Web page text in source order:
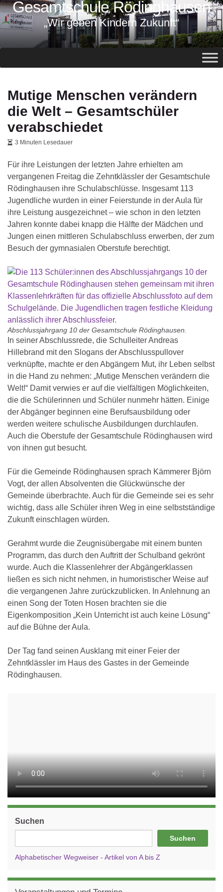
springen
Gesamtschule Rödinghausen
„Wir geben Kindern Zukunft“
Mutige Menschen verändern
die Welt – Gesamtschüler
verabschiedet
3 Minuten Lesedauer
Für ihre Leistungen der letzten Jahre erhielten am
vergangenen Freitag die Zehntklässler der Gesamtschule
Rödinghausen ihre Schulabschlüsse. Insgesamt 113
Jugendliche wurden in einer Feierstunde in der Aula für
ihre Leistung ausgezeichnet – wie schon in den letzten
Jahren konnte dabei knapp die Hälfte der Mädchen und
Jungen einen mittleren Schulabschluss erwerben, der zum
Besuch der gymnasialen Oberstufe berechtigt.
Abschlussjahrgang 10 der Gesamtschule Rödinghausen.
In seiner Abschlussrede, die Schulleiter Andreas
Hillebrand mit den Slogans der Abschlusspullover
verknüpfte, machte er den Abgängern Mut, ihr Leben selbst
in die Hand zu nehmen: „Mutige Menschen verändern die
Welt!“ Damit verwies er auf die vielfältigen Möglichkeiten,
die die Schülerinnen und Schüler nunmehr hätten. Einige
der Abgänger beginnen eine Berufsausbildung oder
werden weitere schulische Ausbildungen durchlaufen.
Auch die Oberstufe der Gesamtschule Rödinghausen wird
von ihnen gut besucht.
Für die Gemeinde Rödinghausen sprach Kämmerer Björn
Vogt, der allen Absolventen die Glückwünsche der
Gemeinde überbrachte. Auch für die Gemeinde sei es sehr
wichtig, dass alle Schüler ihren Weg in eine selbstständige
Zukunft einschlagen würden.
Gerahmt wurde die Zeugnisübergabe mit einem bunten
Programm, das durch den Auftritt der Schulband gekrönt
wurde. Auch die Klassenlehrer der Abgängerklassen
ließen es sich nicht nehmen, in humoristischer Weise auf
die vergangenen Jahre zurückzublicken. In Anlehnung an
einen Song der Toten Hosen brachten sie die
Eigenkomposition „Kein Unterricht ist auch keine Lösung“
auf die Bühne der Aula.
Der Tag fand seinen Ausklang mit einer Feier der
Zehntklässler im Haus des Gastes in der Gemeinde
Rödinghausen.
Suchen
Suchen
Alphabetischer Wegweiser - Artikel von A bis Z